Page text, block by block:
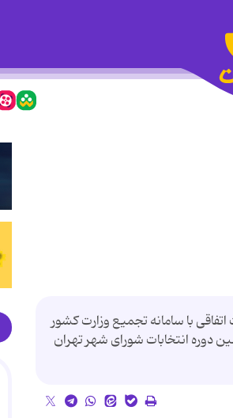
تهران با بیان اینکه ۱۵ صندوق به صورت اتفاقی با سامانه تجمیع وزارت کشور
دوره انتخابات شورای شهر تهران